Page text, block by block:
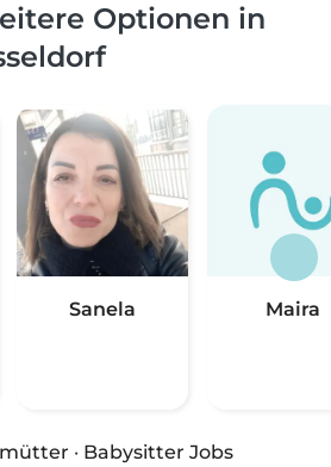
Optionen in
Sanela Maira
· Babysitter Jobs